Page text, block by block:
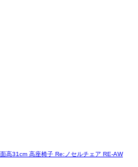
高31cm 高座椅子 Re:ノセルチェア RE-AW